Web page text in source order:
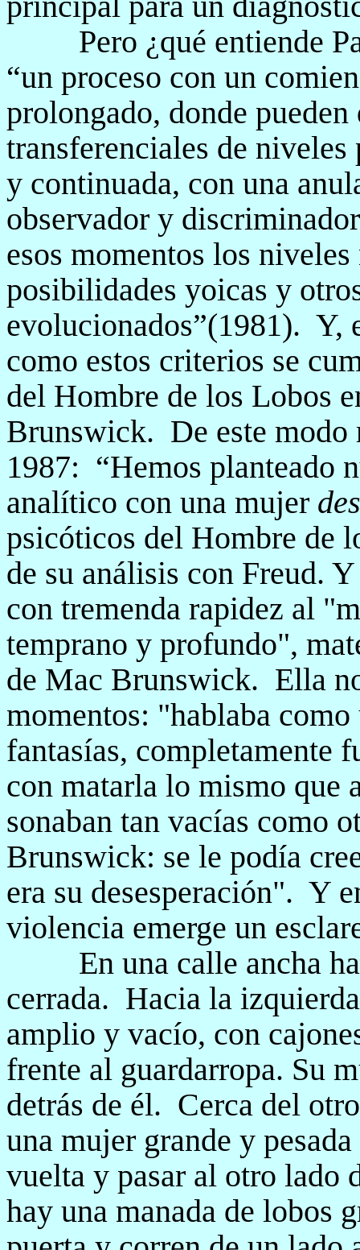
Pero ¿qué entiende
“un proceso con un
prolongado, donde
transferenciales de
y continuada, con una
observador y
esos momentos los
posibilidades yoicas y
evolucionados”(1981). Y,
como estos criterios se
del Hombre de los Lobos
Brunswick. De este
1987: “Hemos planteado
analítico con una mujer
psicóticos del Hombre de
de su análisis con Freud.
con tremenda rapidez al
temprano y profundo",
de Mac Brunswick. Ella
momentos: "hablaba como
fantasías, completamente
con matarla lo mismo que
sonaban tan vacías como
Brunswick: se le podía
era su desesperación". Y
violencia emerge un
En una calle ancha
cerrada. Hacia la
amplio y vacío, con
frente al guardarropa. Su
detrás de él. Cerca del
una mujer grande y
vuelta y pasar al otro lado
hay una manada de lobos